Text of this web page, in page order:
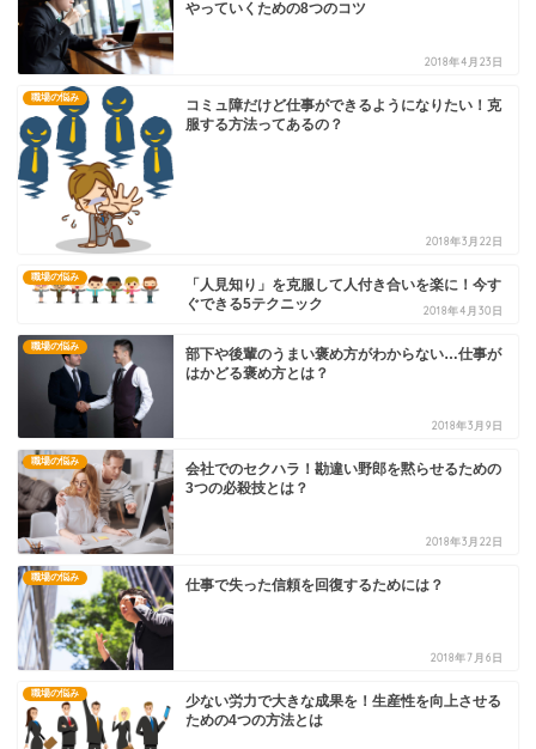
やっていくための8つのコツ
2018年4月23日
職場の悩み
コミュ障だけど仕事ができるようになりたい！克
服する方法ってあるの？
2018年3月22日
職場の悩み
「人見知り」を克服して人付き合いを楽に！今す
ぐできる5テクニック
2018年4月30日
職場の悩み
部下や後輩のうまい褒め方がわからない…仕事が
はかどる褒め方とは？
2018年3月9日
職場の悩み
会社でのセクハラ！勘違い野郎を黙らせるための
3つの必殺技とは？
2018年3月22日
職場の悩み 仕事で失った信頼を回復するためには？
2018年7月6日
職場の悩み
少ない労力で大きな成果を！生産性を向上させる
ための4つの方法とは